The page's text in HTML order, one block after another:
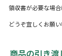
領収書が必要な場
どうぞ宜しくお願い
商品の引き渡